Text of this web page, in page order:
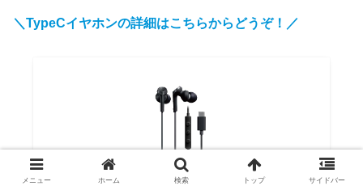
＼TypeCイヤホンの詳細はこちらからどうぞ！／
メニュー ホーム 検索 トップ サイドバー